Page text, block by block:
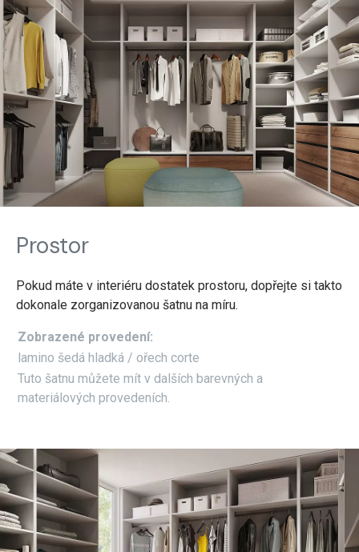
Prostor
Pokud máte v interiéru dostatek prostoru, dopřejte si takto
dokonale zorganizovanou šatnu na míru.
Zobrazené provedení:
lamino šedá hladká / ořech corte
Tuto šatnu můžete mít v dalších barevných a
materiálových provedeních.